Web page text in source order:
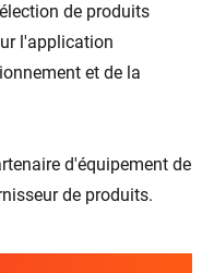
de produits
l'application
et de la
d'équipement de
de produits.